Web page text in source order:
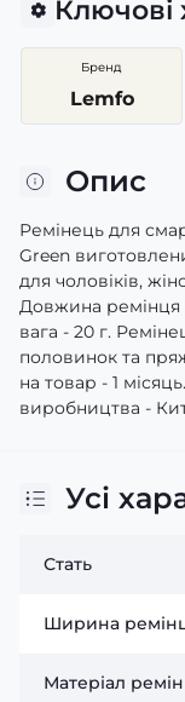
Ключові
Бренд
Lemfo
Опис
Ремінець для
Green
для чоловіків,
Довжина ремінця
вага - 20 г.
половинок та
на товар - 1
виробництва -
Усі
Стать
Ширина
Матеріал